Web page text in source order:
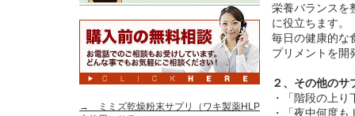
栄養バランスを
に役立ちます。
毎日の健康的な
プリメントを開
２、その他のサ
・「階段の上
・「夜中何度
→ ミミズ乾燥粉末サプリ（ワキ製薬HLP